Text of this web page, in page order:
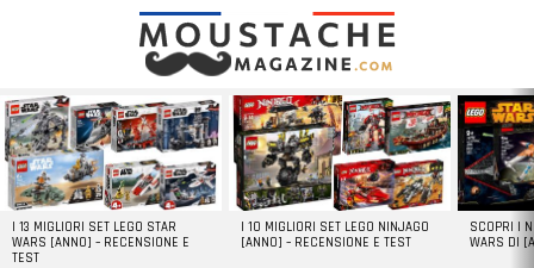
LATEST
STORIES
I 13 MIGLIORI SET LEGO STAR
WARS [ANNO] – RECENSIONE E
TEST
I 10 MIGLIORI SET LEGO NINJAGO
[ANNO] – RECENSIONE E TEST
SCOPRI I
WARS DI